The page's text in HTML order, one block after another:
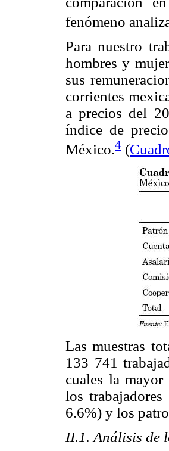
fenómeno
Para nuestro
hombres y
sus
corrientes
a precios del
índice de
México.4 (
Las muestras
133 741
cuales la
los
6.6%) y los
II.1. Análisis de